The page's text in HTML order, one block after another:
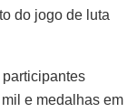
do jogo de luta
e medalhas em